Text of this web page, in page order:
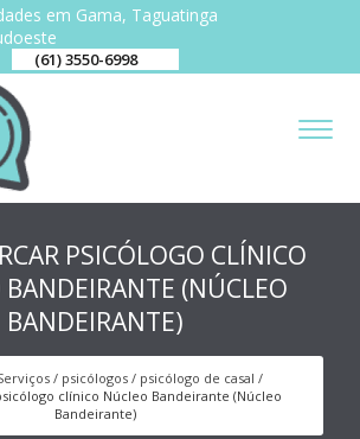
em Gama, Taguatinga
(61) 3550-6998
PSICÓLOGO CLÍNICO
BANDEIRANTE (NÚCLEO
BANDEIRANTE)
psicólogos
psicólogo de casal
clínico Núcleo Bandeirante (Núcleo
Bandeirante)